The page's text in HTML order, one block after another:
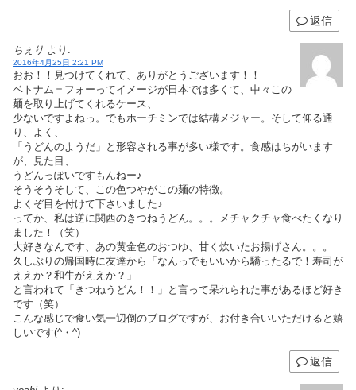
返信
ちぇり より:
2016年4月25日 2:21 PM
おお！！見つけてくれて、ありがとうございます！！
ベトナム＝フォーってイメージが日本では多くて、中々この
麺を取り上げてくれるケース、
少ないですよねっ。でもホーチミンでは結構メジャー。そして仰る通
り、よく、
「うどんのようだ」と形容される事が多い様です。食感はちがいます
が、見た目、
うどんっぽいですもんねー♪
そうそうそして、この色つやがこの麺の特徴。
よくぞ目を付けて下さいました♪
ってか、私は逆に関西のきつねうどん。。。メチャクチャ食べたくなり
ました！（笑）
大好きなんです、あの黄金色のおつゆ、甘く炊いたお揚げさん。。。
久しぶりの帰国時に友達から「なんっでもいいから驕ったるで！寿司が
ええか？和牛がええか？」
と言われて「きつねうどん！！」と言って呆れられた事があるほど好き
です（笑）
こんな感じで食い気一辺倒のブログですが、お付き合いいただけると嬉
しいです(^・^)
返信